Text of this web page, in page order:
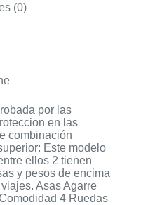
(0)
por las
en las
combinación
Este modelo
ellos 2 tienen
y pesos de encima
Asas Agarre
4 Ruedas